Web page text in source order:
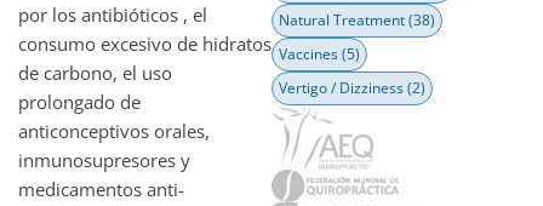
por los antibióticos , el
consumo excesivo de hidratos
de carbono, el uso
prolongado de
anticonceptivos orales,
inmunosupresores y
medicamentos anti-
Natural Treatment(38)
Vaccines(5)
Vertigo / Dizziness(2)